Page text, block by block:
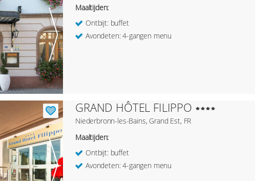
Maaltijden:
Ontbijt: buffet
Avondeten: 4-gangen menu
GRAND HÔTEL FILIPPO
Niederbronn-les-Bains, Grand Est, FR
Maaltijden:
Ontbijt: buffet
Avondeten: 4-gangen menu